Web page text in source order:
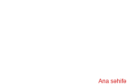
Ana səhifə